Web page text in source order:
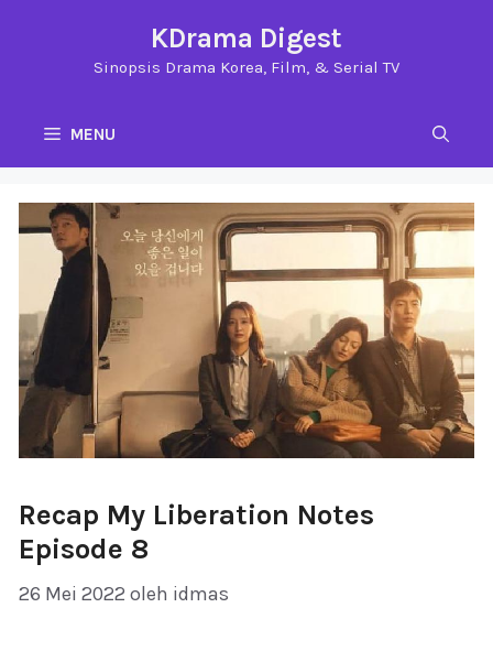
KDrama Digest
Sinopsis Drama Korea, Film, & Serial TV
MENU
Recap My Liberation Notes
Episode 8
26 Mei 2022 oleh idmas